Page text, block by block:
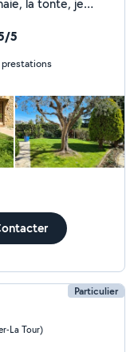
gratuit.
hors de ce
5
ses prestations
Particulier
La Tour)